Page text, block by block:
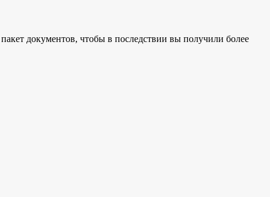
документов, чтобы в последствии вы получили более